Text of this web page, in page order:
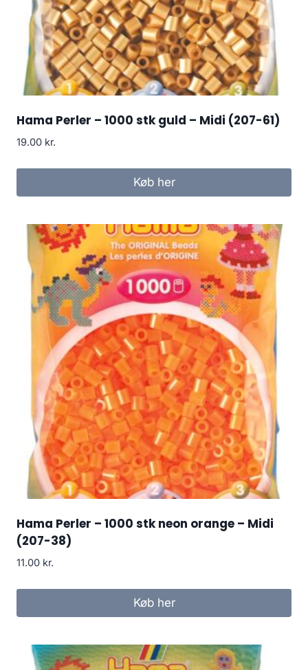
Hama Perler – 1000 stk guld – Midi (207-61)
19.00 kr.
Køb her
Hama Perler – 1000 stk neon orange – Midi
(207-38)
11.00 kr.
Køb her